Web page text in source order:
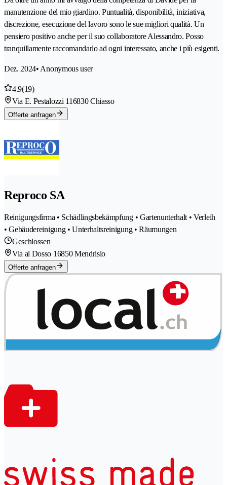
manutenzione del mio giardino. Puntualità, disponibilità, iniziativa,
discrezione, esecuzione del lavoro sono le sue migliori qualità. Un
pensiero positivo anche per il suo collaboratore Alessandro. Posso
tranquillamente raccomandarlo ad ogni interessato, anche i più esigenti.
Dez. 2024• Anonymous user
4.9(19)
Via E. Pestalozzi 116830 Chiasso
Offerte anfragen
Reproco SA
Reinigungsfirma • Schädlingsbekämpfung • Gartenunterhalt • Verleih
• Gebäudereinigung • Unterhaltsreinigung • Räumungen
Geschlossen
Via al Dosso 16850 Mendrisio
Offerte anfragen